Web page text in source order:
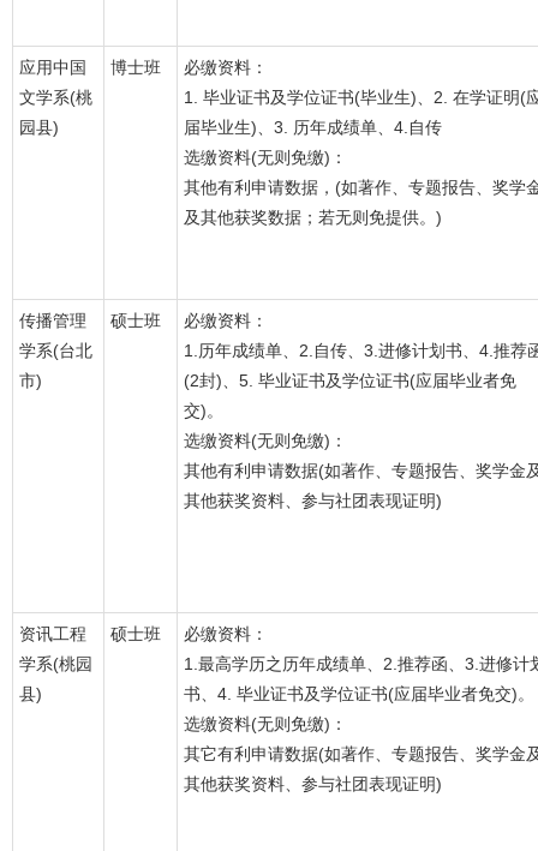
应用中国
文学系(桃
园县)
博士班
必缴资料：
1. 毕业证书及学位证书(毕业生)、2. 在学证明(
届毕业生)、3. 历年成绩单、4.自传
选缴资料(无则免缴)：
其他有利申请数据，(如著作、专题报告、奖学
及其他获奖数据；若无则免提供。)
传播管理
学系(台北
市)
硕士班
必缴资料：
1.历年成绩单、2.自传、3.进修计划书、4.推荐
(2封)、5. 毕业证书及学位证书(应届毕业者免
交)。
选缴资料(无则免缴)：
其他有利申请数据(如著作、专题报告、奖学金
其他获奖资料、参与社团表现证明)
资讯工程
学系(桃园
县)
硕士班
必缴资料：
1.最高学历之历年成绩单、2.推荐函、3.进修计
书、4. 毕业证书及学位证书(应届毕业者免交)。
选缴资料(无则免缴)：
其它有利申请数据(如著作、专题报告、奖学金
其他获奖资料、参与社团表现证明)